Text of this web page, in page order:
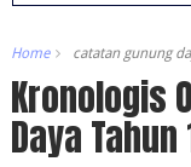
Home catatan gunung
Kronologis
Daya Tahun